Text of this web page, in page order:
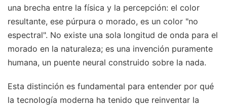
una brecha entre la física y la percepción: el color
resultante, ese púrpura o morado, es un color "no
espectral". No existe una sola longitud de onda para el
morado en la naturaleza; es una invención puramente
humana, un puente neural construido sobre la nada.
Esta distinción es fundamental para entender por qué
la tecnología moderna ha tenido que reinventar la